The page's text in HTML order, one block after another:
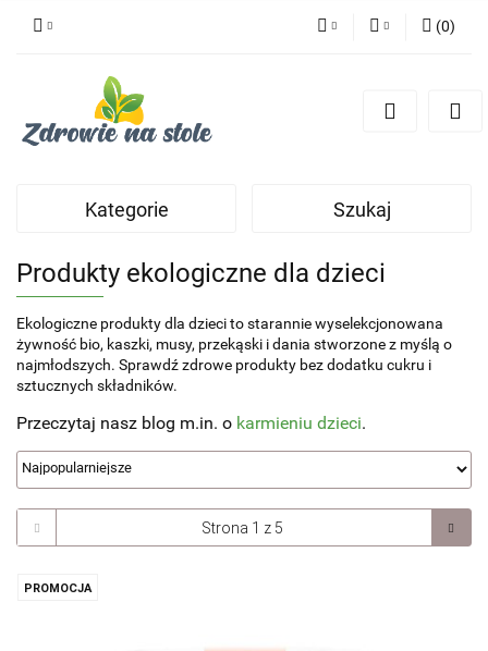
Zarejestruj się
(0)
Kategorie Szukaj
Produkty ekologiczne dla dzieci
Ekologiczne produkty dla dzieci to starannie wyselekcjonowana
żywność bio, kaszki, musy, przekąski i dania stworzone z myślą o
najmłodszych. Sprawdź zdrowe produkty bez dodatku cukru i
sztucznych składników.
Przeczytaj nasz blog m.in. o karmieniu dzieci.
PROMOCJA